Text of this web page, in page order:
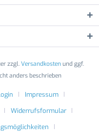
zzgl.Versandkostenund ggf.
anders beschrieben
Impressum
Widerrufsformular